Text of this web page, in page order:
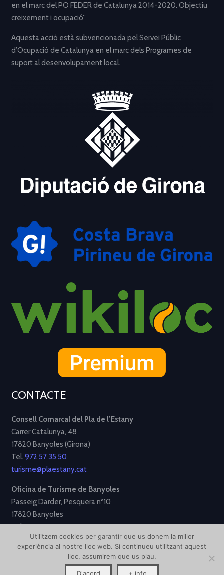
en el marc del PO FEDER de Catalunya 2014-2020. Objectiu
creixement i ocupació”
Aquesta acció està subvencionada pel Servei Públic
d’Ocupació de Catalunya en el marc dels Programes de
suport al desenvolupament local.
CONTACTE
Consell Comarcal del Pla de l’Estany
Carrer Catalunya, 48
17820 Banyoles (Girona)
Tel. 972 57 35 50
turisme@plaestany.cat
Oficina de Turisme de Banyoles
Passeig Darder, Pesquera nº10
17820 Banyoles
Tel.972 58 34 70
turisme@ajbanyoles.org
[Política de Privacitat][Política de Cookies]
Utilitzem cookies per garantir que us donem la millor
experiència al nostre lloc web. Si continueu utilitzant aquest
lloc, assumirem que us plau.
D'acord + info